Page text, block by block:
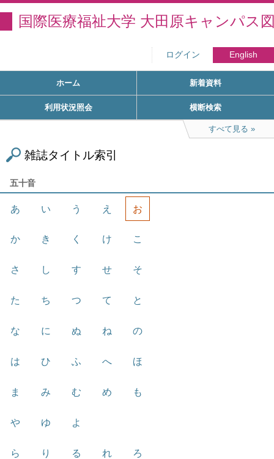
国際医療福祉大学 大田原キャンパス
ログイン English
ホーム 新着資料
利用状況照会 横断検索
すべて見る
雑誌タイトル索引
五十音
あ い う え お
か き く け こ
さ し す せ そ
た ち つ て と
な に ぬ ね の
は ひ ふ へ ほ
ま み む め も
や ゆ よ
ら り る れ ろ